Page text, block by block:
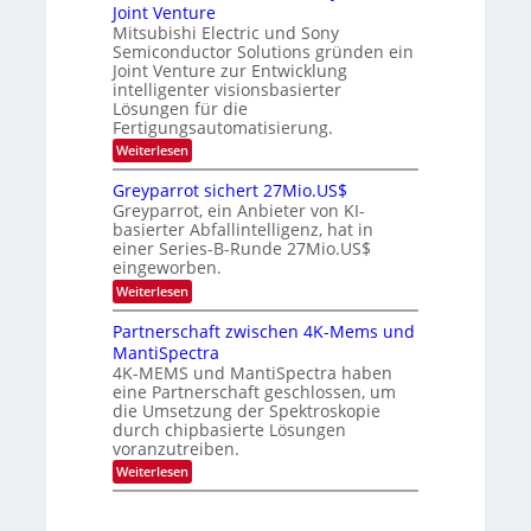
e
n
d
s
t
e
n
H
a
l
b
j
a
h
r
n
i
m
m
t
i
n
d
e
r
D
A
C
H
-
I
n
d
u
s
t
r
i
e
z
u
i
k
-
K
u
r
s
v
o
n
P
h
o
t
o
n
i
c
s
H
u
b
Joint Venture
Mitsubishi Electric und Sony
Semiconductor Solutions gründen ein
Joint Venture zur Entwicklung
intelligenter visionsbasierter
Lösungen für die
Fertigungsautomatisierung.
Weiterlesen:
M
t
s
u
b
i
s
h
i
E
l
e
c
t
r
i
c
u
n
d
Greyparrot sichert 27Mio.US$
Greyparrot, ein Anbieter von KI-
basierter Abfallintelligenz, hat in
einer Series-B-Runde 27Mio.US$
eingeworben.
Weiterlesen:
G
r
e
y
p
a
r
r
o
t
s
i
Partnerschaft zwischen 4K-Mems und
MantiSpectra
4K-MEMS und MantiSpectra haben
eine Partnerschaft geschlossen, um
die Umsetzung der Spektroskopie
durch chipbasierte Lösungen
voranzutreiben.
Weiterlesen:
P